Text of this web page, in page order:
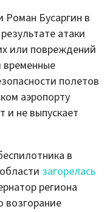
Роман Бусаргин в
атаки
или повреждений
временные
полетов
аэропорту
и не выпускает
в
загорелась
региона
возгорание